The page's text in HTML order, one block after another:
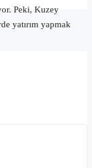
Peki, Kuzey
yatırım yapmak